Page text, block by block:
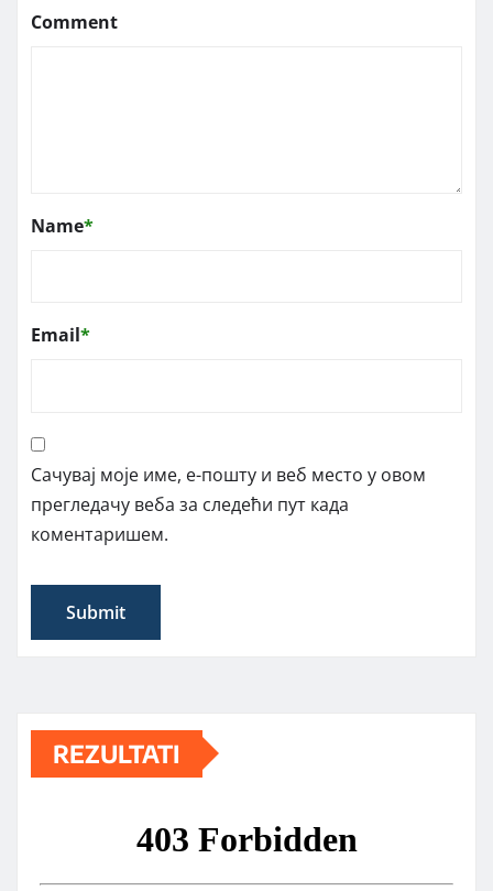
Comment
Name*
Email*
Сачувај моје име, е-пошту и веб место у овом
прегледачу веба за следећи пут када
коментаришем.
REZULTATI